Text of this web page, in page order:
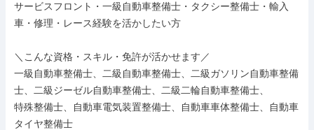
サービスフロント・一級自動車整備士・タクシー整備士・輸入
車・修理・レース経験を活かしたい方
＼こんな資格・スキル・免許が活かせます／
一級自動車整備士、二級自動車整備士、二級ガソリン自動車整備
士、二級ジーゼル自動車整備士、二級二輪自動車整備士、
特殊整備士、自動車電気装置整備士、自動車車体整備士、自動車
タイヤ整備士